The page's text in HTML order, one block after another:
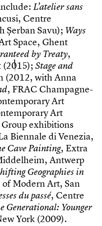
nclude: L’ateliersans
cusi, Centre
hȘerbanSavu); Ways
rtSpace, Ghent
ranteedby Treaty,
(2015); Stageand
(2012, withAnna
d, FRAC Champagne-
ntemporaryArt
ntemporaryArt
Groupexhibitions
a Biennale diVenezia,
e CavePainting, Extra
iddelheim, Antwerp
hifting Geographies in
of ModernArt, San
ssesdupassé, Centre
e Generational: Younger
ewYork (2009).